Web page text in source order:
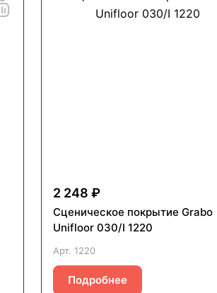
2 248 ₽
Сценическое покрытие Grabo
Unifloor 030/I 1220
Арт. 1220
Подробнее